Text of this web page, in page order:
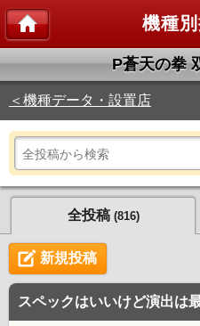
機種
P蒼天の拳
＜機種データ・設置店
全投稿 (816)
新規投稿
スペックはいいけど演出は